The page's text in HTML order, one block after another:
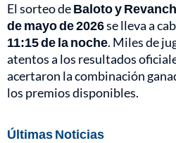
El sorteo deBaloto y
de mayo de 2026se lleva a
11:15 de la noche. Miles de
atentos a los resultados
acertaron la combinación
los premios disponibles.
Últimas Noticias